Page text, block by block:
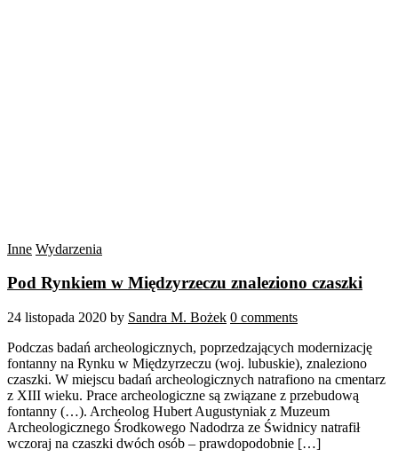
Inne Wydarzenia
Pod Rynkiem w Międzyrzeczu znaleziono czaszki
24 listopada 2020 by Sandra M. Bożek 0 comments
Podczas badań archeologicznych, poprzedzających modernizację
fontanny na Rynku w Międzyrzeczu (woj. lubuskie), znaleziono
czaszki. W miejscu badań archeologicznych natrafiono na cmentarz
z XIII wieku. Prace archeologiczne są związane z przebudową
fontanny (…). Archeolog Hubert Augustyniak z Muzeum
Archeologicznego Środkowego Nadodrza ze Świdnicy natrafił
wczoraj na czaszki dwóch osób – prawdopodobnie […]